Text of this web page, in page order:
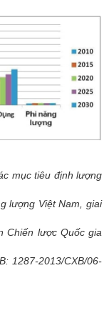
mục tiêu định lượng
lượng Việt Nam, giai
Chiến lược Quốc gia
1287-2013/CXB/06-